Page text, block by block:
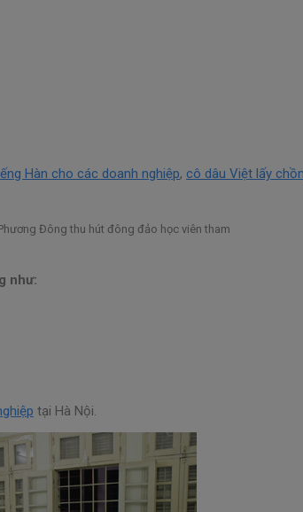
Hàn cho các doanh nghiệp, cô dâu Việt lấy
Đông thu hút đông đảo học viên tham
như:
tại Hà Nội.